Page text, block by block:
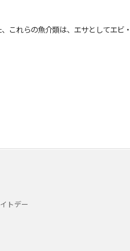
れらの魚介類は、エサとしてエビ
トデー